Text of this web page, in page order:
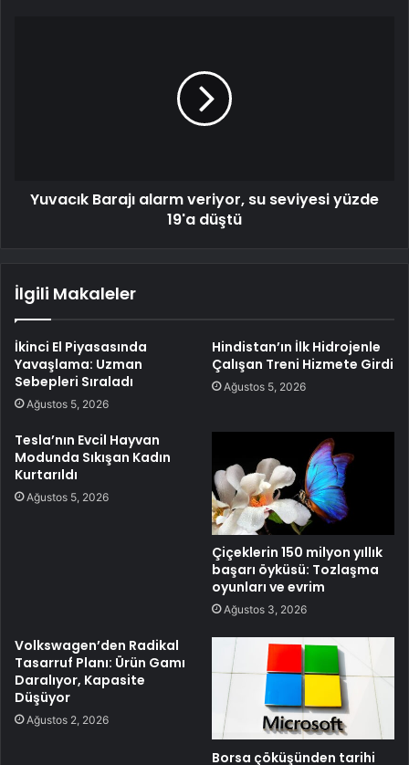
Yuvacık Barajı alarm veriyor, su seviyesi yüzde
19'a düştü
İlgili Makaleler
İkinci El Piyasasında
Yavaşlama: Uzman
Sebepleri Sıraladı
Ağustos 5, 2026
Hindistan’ın İlk Hidrojenle
Çalışan Treni Hizmete Girdi
Ağustos 5, 2026
Tesla’nın Evcil Hayvan
Modunda Sıkışan Kadın
Kurtarıldı
Ağustos 5, 2026
Çiçeklerin 150 milyon yıllık
başarı öyküsü: Tozlaşma
oyunları ve evrim
Ağustos 3, 2026
Volkswagen’den Radikal
Tasarruf Planı: Ürün Gamı
Daralıyor, Kapasite
Düşüyor
Ağustos 2, 2026
Borsa çöküşünden tarihi